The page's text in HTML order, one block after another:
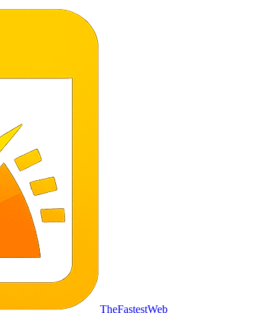
TheFastestWeb